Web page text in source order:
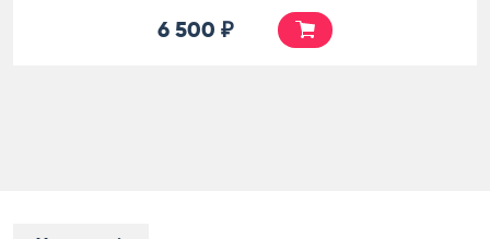
6 500 ₽